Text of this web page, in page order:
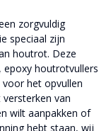
zorgvuldig
speciaal zijn
houtrot. Deze
houtrotvullers
het opvullen
van
wilt aanpakken of
hebt staan, wij